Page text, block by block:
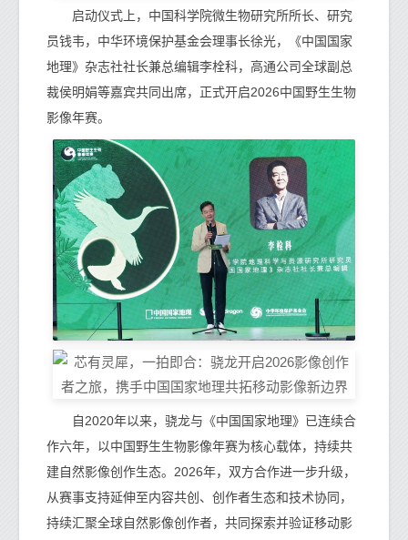
启动仪式上，中国科学院微生物研究所所长、研究
员钱韦，中华环境保护基金会理事长徐光，《中国国家
地理》杂志社社长兼总编辑李栓科，高通公司全球副总
裁侯明娟等嘉宾共同出席，正式开启2026中国野生生物
影像年赛。
自2020年以来，骁龙与《中国国家地理》已连续合
作六年，以中国野生生物影像年赛为核心载体，持续共
建自然影像创作生态。2026年，双方合作进一步升级，
从赛事支持延伸至内容共创、创作者生态和技术协同，
持续汇聚全球自然影像创作者，共同探索并验证移动影